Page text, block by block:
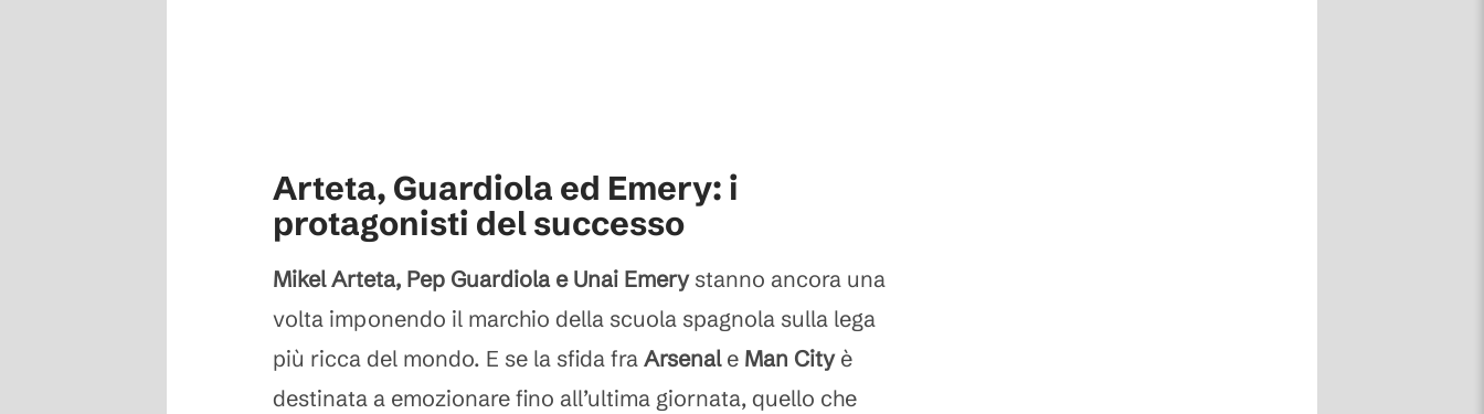
Arteta, Guardiola ed Emery: i
protagonisti del successo
Mikel Arteta, Pep Guardiola e Unai Emerystanno ancora una
volta imponendo il marchio della scuola spagnola sulla lega
più ricca del mondo. E se la sfida fra Arsenale Man Cityè
destinata a emozionare fino all’ultima giornata, quello che